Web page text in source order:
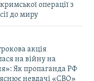
операції з
до миру
акція
на війну на
Як пропаганда РФ
невдачі «СВО»